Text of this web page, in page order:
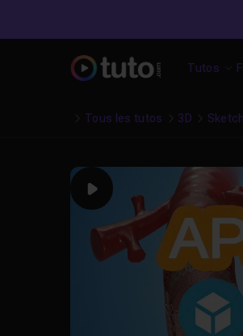
Tutos
Tous les tutos 3D
Play